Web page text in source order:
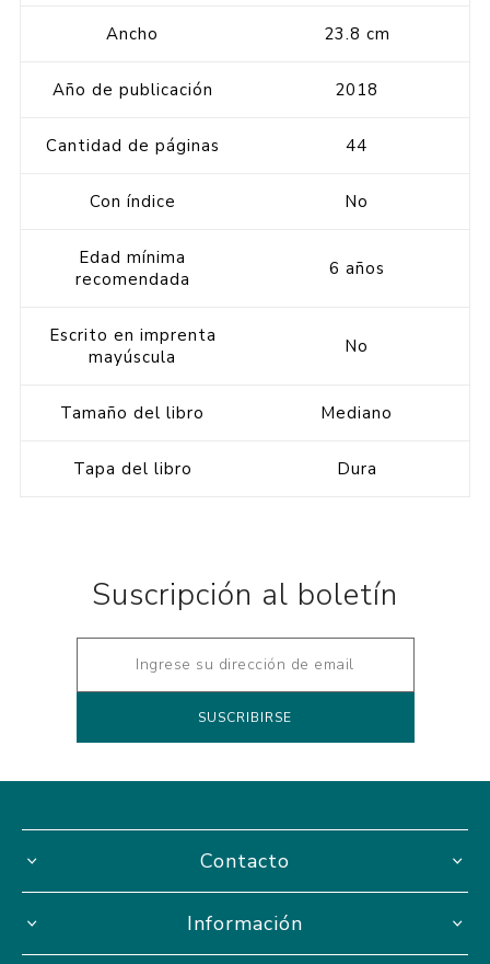
Ancho 23.8 cm
Año de publicación 2018
Cantidad de páginas 44
Con índice No
Edad mínima
recomendada
6 años
Escrito en imprenta
mayúscula
No
Tamaño del libro Mediano
Tapa del libro Dura
Suscripción al boletín
Contacto
Información